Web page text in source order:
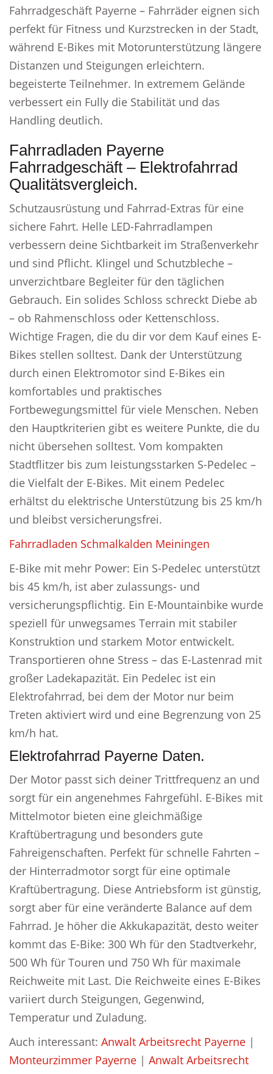
Fahrradgeschäft Payerne – Fahrräder eignen sich
perfekt für Fitness und Kurzstrecken in der Stadt,
während E-Bikes mit Motorunterstützung längere
Distanzen und Steigungen erleichtern.
begeisterte Teilnehmer. In extremem Gelände
verbessert ein Fully die Stabilität und das
Handling deutlich.
Fahrradladen Payerne
Fahrradgeschäft – Elektrofahrrad
Qualitätsvergleich.
Schutzausrüstung und Fahrrad-Extras für eine
sichere Fahrt. Helle LED-Fahrradlampen
verbessern deine Sichtbarkeit im Straßenverkehr
und sind Pflicht. Klingel und Schutzbleche –
unverzichtbare Begleiter für den täglichen
Gebrauch. Ein solides Schloss schreckt Diebe ab
– ob Rahmenschloss oder Kettenschloss.
Wichtige Fragen, die du dir vor dem Kauf eines E-
Bikes stellen solltest. Dank der Unterstützung
durch einen Elektromotor sind E-Bikes ein
komfortables und praktisches
Fortbewegungsmittel für viele Menschen. Neben
den Hauptkriterien gibt es weitere Punkte, die du
nicht übersehen solltest. Vom kompakten
Stadtflitzer bis zum leistungsstarken S-Pedelec –
die Vielfalt der E-Bikes. Mit einem Pedelec
erhältst du elektrische Unterstützung bis 25 km/h
und bleibst versicherungsfrei.
Fahrradladen Schmalkalden Meiningen
E-Bike mit mehr Power: Ein S-Pedelec unterstützt
bis 45 km/h, ist aber zulassungs- und
versicherungspflichtig. Ein E-Mountainbike wurde
speziell für unwegsames Terrain mit stabiler
Konstruktion und starkem Motor entwickelt.
Transportieren ohne Stress – das E-Lastenrad mit
großer Ladekapazität. Ein Pedelec ist ein
Elektrofahrrad, bei dem der Motor nur beim
Treten aktiviert wird und eine Begrenzung von 25
km/h hat.
Elektrofahrrad Payerne Daten.
Der Motor passt sich deiner Trittfrequenz an und
sorgt für ein angenehmes Fahrgefühl. E-Bikes mit
Mittelmotor bieten eine gleichmäßige
Kraftübertragung und besonders gute
Fahreigenschaften. Perfekt für schnelle Fahrten –
der Hinterradmotor sorgt für eine optimale
Kraftübertragung. Diese Antriebsform ist günstig,
sorgt aber für eine veränderte Balance auf dem
Fahrrad. Je höher die Akkukapazität, desto weiter
kommt das E-Bike: 300 Wh für den Stadtverkehr,
500 Wh für Touren und 750 Wh für maximale
Reichweite mit Last. Die Reichweite eines E-Bikes
variiert durch Steigungen, Gegenwind,
Temperatur und Zuladung.
Auch interessant: Anwalt Arbeitsrecht Payerne |
Monteurzimmer Payerne | Anwalt Arbeitsrecht